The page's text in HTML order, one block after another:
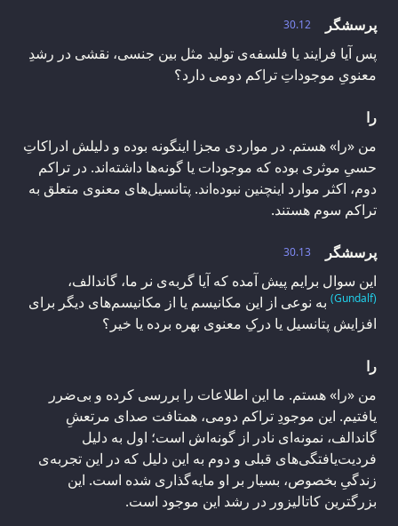
30.12
پرسشگر
پس آیا فرایند یا فلسفه‌ی تولید مثل بین جنسی، نقشی در رشدِ
معنویِ موجوداتِ تراکم دومی دارد؟
را
من «را» هستم. در مواردی مجزا اینگونه بوده و دلیلش ادراکاتِ
حسیِ موثری بوده که موجودات یا گونه‌ها داشته‌اند. در تراکم
دوم، اکثر موارد اینچنین نبوده‌اند. پتانسیل‌های معنوی متعلق به
تراکم سوم هستند.
30.13
پرسشگر
این سوال برایم پیش آمده که آیا گربه‌ی نر ما، گاندالف،
(Gundalf)
به نوعی از این مکانیسم یا از مکانیسم‌های دیگر برای
افزایش پتانسیل یا درکِ معنوی بهره برده یا خیر؟
را
من «را» هستم. ما این اطلاعات را بررسی کرده و بی‌ضرر
یافتیم. این موجودِ تراکم دومی، همتافت صدای مرتعشِ
گاندالف، نمونه‌ای نادر از گونه‌اش است؛ اول به دلیل
فردیت‌یافتگی‌های قبلی و دوم به این دلیل که در این تجربه‌ی
زندگیِ بخصوص، بسیار بر او مایه‌گذاری شده است. این
بزرگترین کاتالیزور در رشد این موجود است.